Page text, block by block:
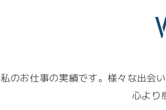
私のお仕事の実績です。様々な出会
心より